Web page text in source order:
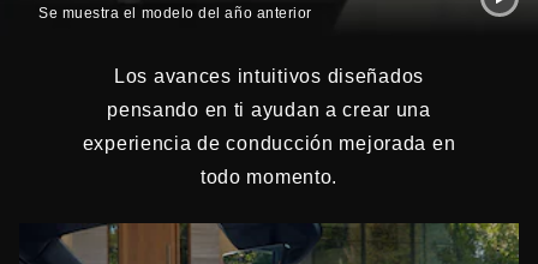
Se muestra el modelo del año anterior
Los avances intuitivos diseñados
pensando en ti ayudan a crear una
experiencia de conducción mejorada en
todo momento.